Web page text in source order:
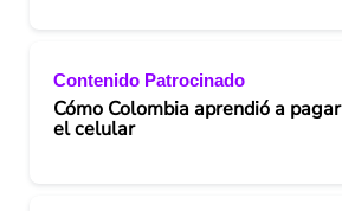
Contenido Patrocinado
Cómo Colombia aprendió a
el celular